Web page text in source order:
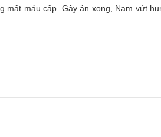
mất máu cấp. Gây án xong, Nam vứt